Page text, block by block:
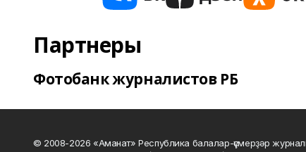
Партнеры
Фотобанк журналистов РБ
© 2008-2026 «Аманат» Республика балалар-үҫмерҙәр